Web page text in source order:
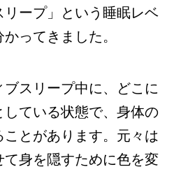
リープ」という睡眠レベ
ってきました。
スリープ中に、どこに
している状態で、身体の
とがあります。元々は
て身を隠すために色を変